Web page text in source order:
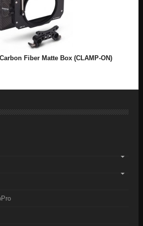
Fiber Matte Box (CLAMP-ON)